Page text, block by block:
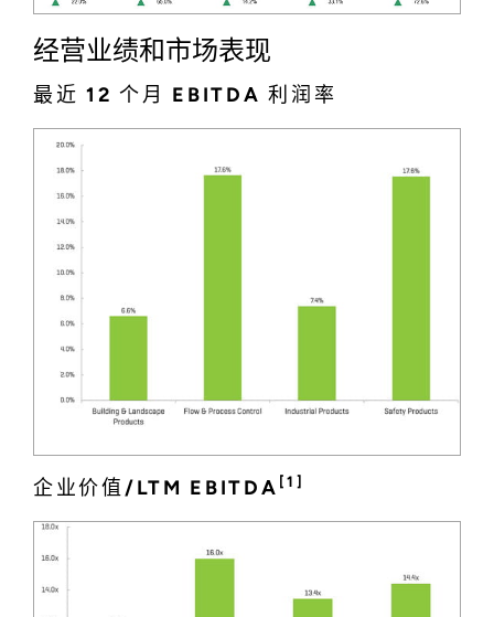
经营业绩和市场表现
最近 12 个月 EBITDA 利润率
企业价值/LTM EBITDA [1]